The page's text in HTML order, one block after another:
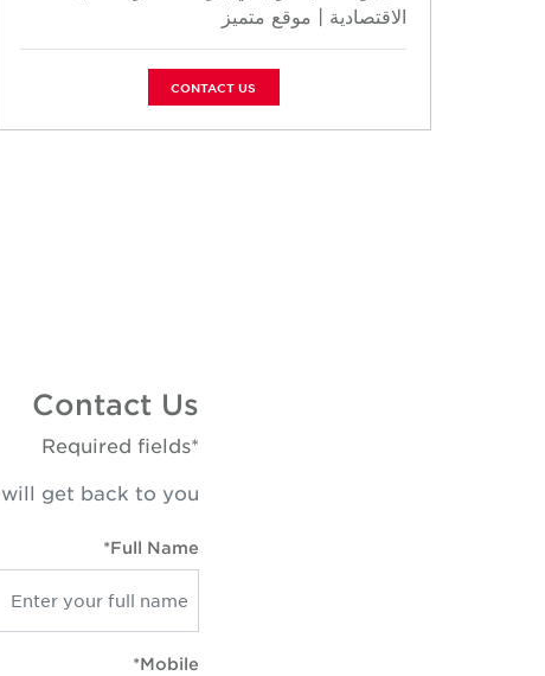
الاقتصادية | موقع متميز
CONTACT US
Contact Us
*Required fields
get back to you
Full Name*
Mobile*